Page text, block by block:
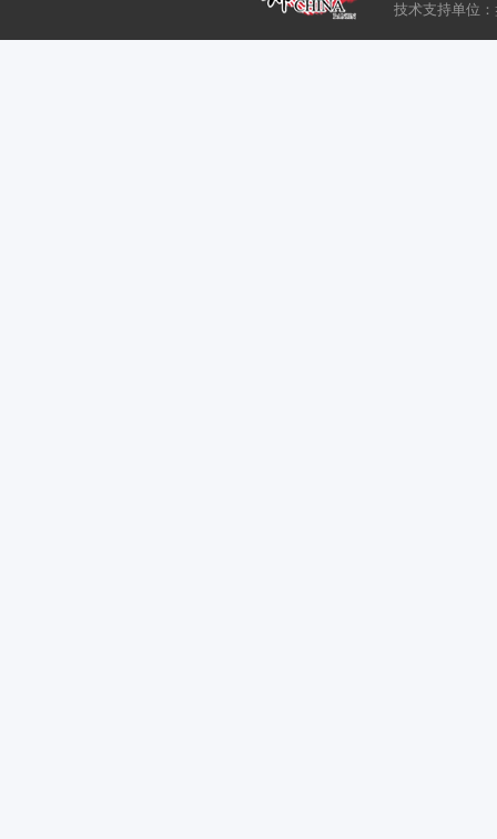
技术支持单位